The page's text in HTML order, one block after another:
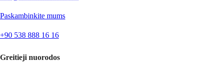
Paskambinkite mums
+90 538 888 16 16
Greitieji nuorodos